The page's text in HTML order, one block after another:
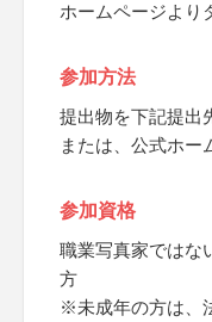
ホームページより
参加方法
提出物を下記提出
または、公式ホー
参加資格
職業写真家ではな
方
※未成年の方は、